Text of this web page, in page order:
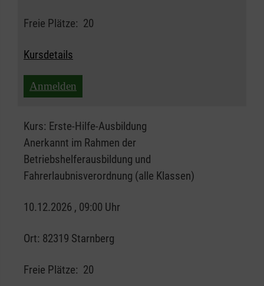
Freie Plätze: 20
Kursdetails
Anmelden
Kurs: Erste-Hilfe-Ausbildung
Anerkannt im Rahmen der
Betriebshelferausbildung und
Fahrerlaubnisverordnung (alle Klassen)
10.12.2026 , 09:00 Uhr
Ort: 82319 Starnberg
Freie Plätze: 20